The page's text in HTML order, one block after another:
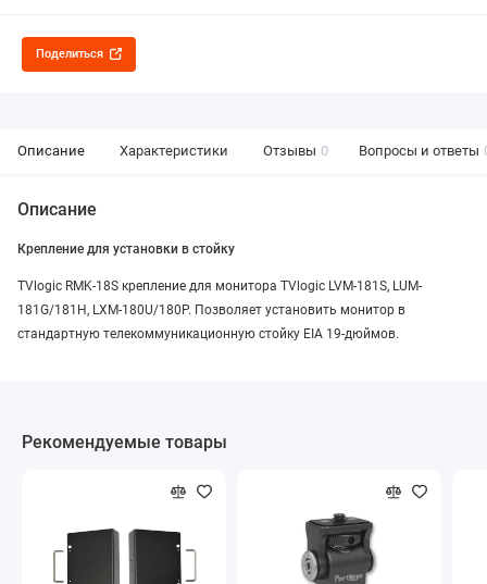
Поделиться
Описание Характеристики Отзывы 0 Вопросы и ответы
Описание
Крепление для установки в стойку
TVlogic RMK-18S крепление для монитора TVlogic LVM-181S, LUM-
181G/181H, LXM-180U/180P. Позволяет установить монитор в
стандартную телекоммуникационную стойку EIA 19-дюймов.
Рекомендуемые товары